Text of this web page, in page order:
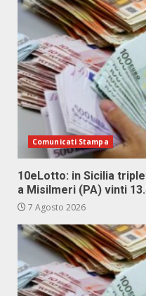
Comunicati Stampa
10eLotto: in Sicilia
a Misilmeri (PA) vinti
7 Agosto 2026